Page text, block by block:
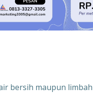
bersih maupun